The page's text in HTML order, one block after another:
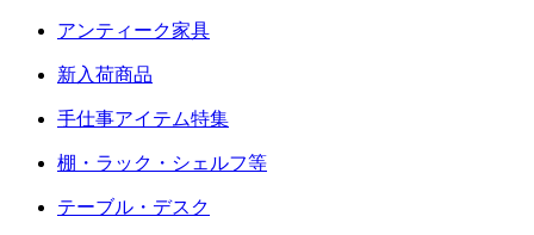
アンティーク家具
新入荷商品
手仕事アイテム特集
棚・ラック・シェルフ等
テーブル・デスク